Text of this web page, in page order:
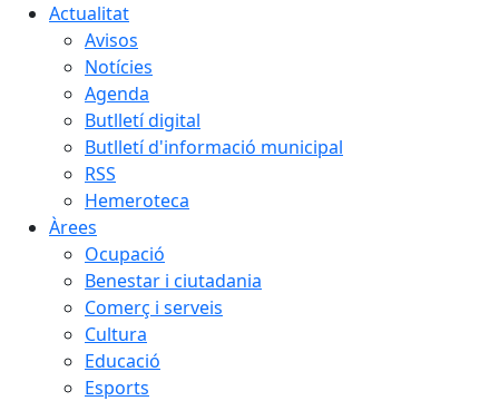
Actualitat
Avisos
Notícies
Agenda
Butlletí digital
Butlletí d'informació municipal
RSS
Hemeroteca
Àrees
Ocupació
Benestar i ciutadania
Comerç i serveis
Cultura
Educació
Esports